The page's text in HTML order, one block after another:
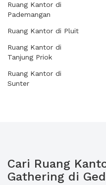
Ruang Kantor di
Pademangan
Ruang Kantor di Pluit
Ruang Kantor di
Tanjung Priok
Ruang Kantor di
Sunter
Cari Ruang
Gathering di